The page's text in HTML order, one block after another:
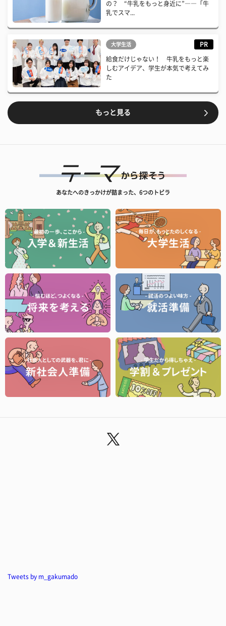
の？ “牛乳をもっと身近に”――「牛
乳でスマ...
大学生活 PR
給食だけじゃない！ 牛乳をもっと楽
しむアイデア、学生が本気で考えてみ
た
もっと見る
あなたへのきっかけが詰まった、6つのトビラ
Tweets by m_gakumado